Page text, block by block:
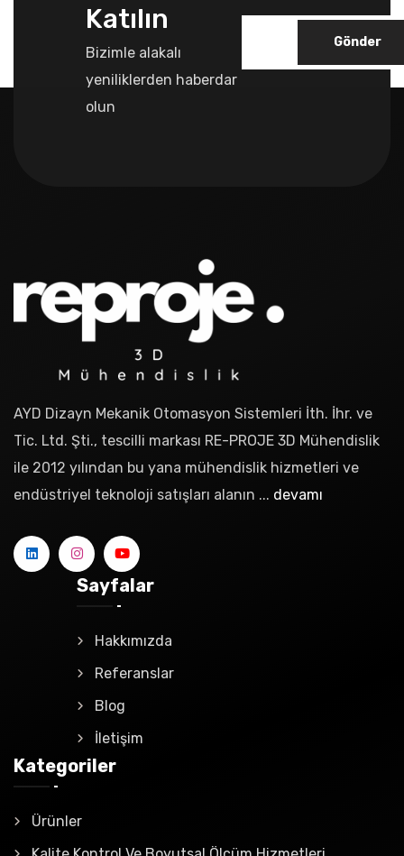
Katılın
Bizimle alakalı
yeniliklerden haberdar
olun
Gönder
AYD Dizayn Mekanik Otomasyon Sistemleri İth. İhr. ve
Tic. Ltd. Şti., tescilli markası RE-PROJE 3D Mühendislik
ile 2012 yılından bu yana mühendislik hizmetleri ve
endüstriyel teknoloji satışları alanın ... devamı
Sayfalar
Hakkımızda
Referanslar
Blog
İletişim
Kategoriler
Ürünler